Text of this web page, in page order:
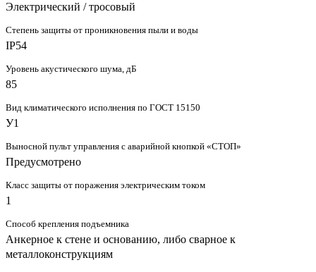
Электрический / тросовый
Степень защиты от проникновения пыли и воды
IP54
Уровень акустического шума, дБ
85
Вид климатического исполнения по ГОСТ 15150
У1
Выносной пульт управления с аварийной кнопкой «СТОП»
Предусмотрено
Класс защиты от поражения электрическим током
1
Способ крепления подъемника
Анкерное к стене и основанию, либо сварное к
металлоконструкциям